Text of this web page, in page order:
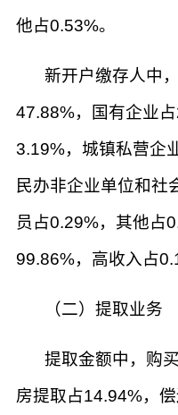
他占0.53%。
新开户缴存人中
47.88%，国有企业
3.19%，城镇私营企
民办非企业单位和社
员占0.29%，其他占
99.86%，高收入占
（二）提取业务
提取金额中，购
房提取占14.94%，